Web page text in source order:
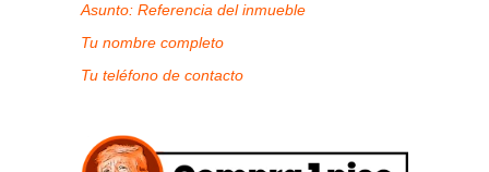
Asunto: Referencia del inmueble
Tu nombre completo
Tu teléfono de contacto